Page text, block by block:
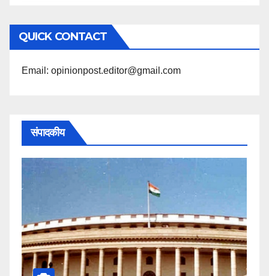
अनुसार
पढ़ें
QUICK CONTACT
Email: opinionpost.editor@gmail.com
संपादकीय